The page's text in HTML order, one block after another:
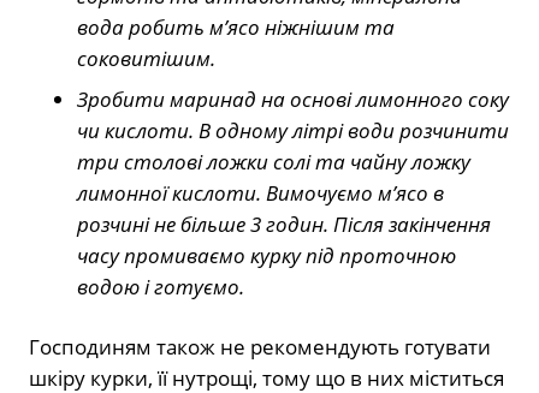
вода робить м’ясо ніжнішим та
соковитішим.
Зробити маринад на основі лимонного соку
чи кислоти. В одному літрі води розчинити
три столові ложки солі та чайну ложку
лимонної кислоти. Вимочуємо м’ясо в
розчині не більше 3 годин. Після закінчення
часу промиваємо курку під проточною
водою і готуємо.
Господиням також не рекомендують готувати
шкіру курки, її нутрощі, тому що в них міститься